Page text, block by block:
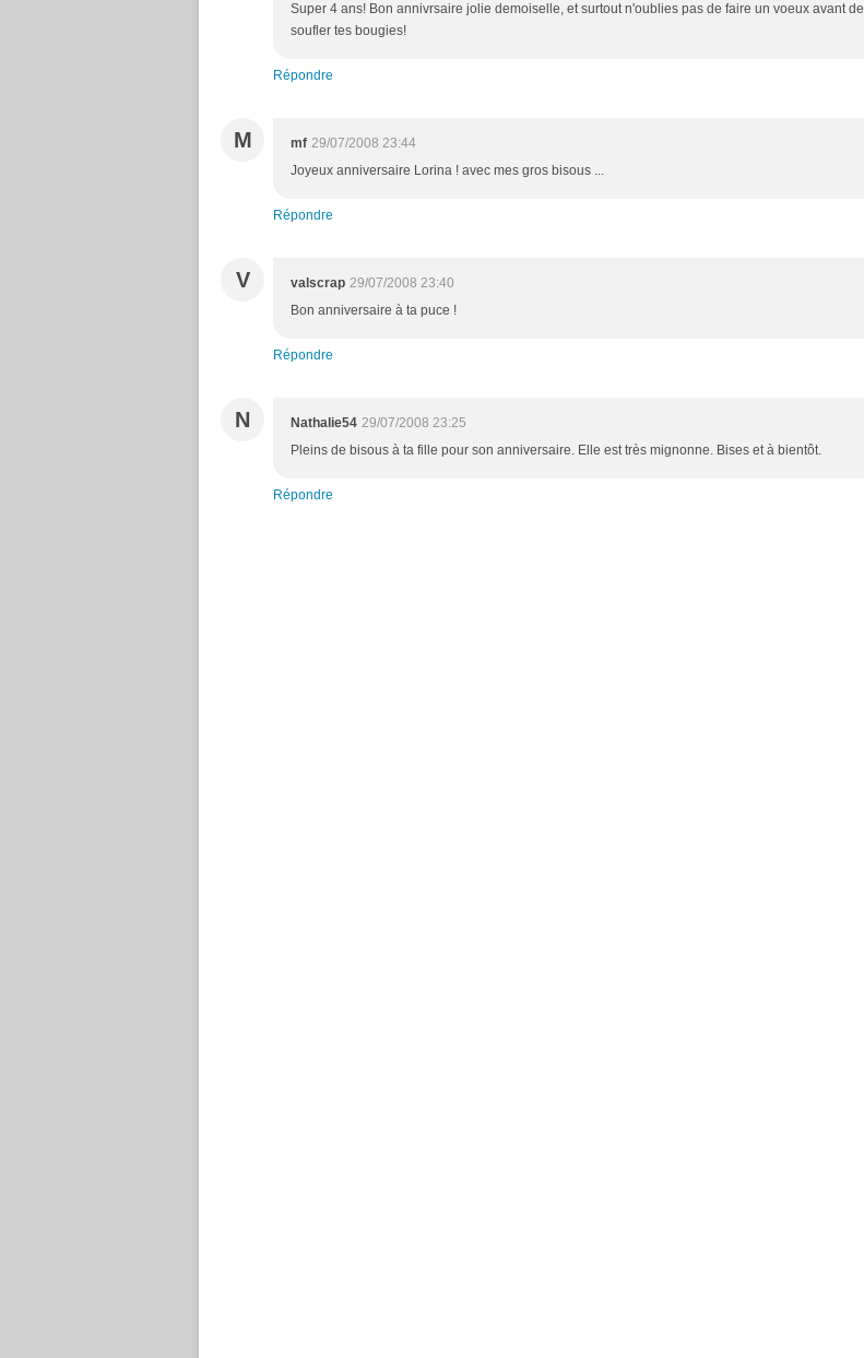
Super 4 ans! Bon annivrsaire jolie demoiselle, et surtout n'oublies pas de faire un voeux avant de
soufler tes bougies!
Répondre
M mf 29/07/2008 23:44
Joyeux anniversaire Lorina ! avec mes gros bisous ...
Répondre
V valscrap 29/07/2008 23:40
Bon anniversaire à ta puce !
Répondre
N Nathalie54 29/07/2008 23:25
Pleins de bisous à ta fille pour son anniversaire. Elle est très mignonne. Bises et à bientôt.
Répondre